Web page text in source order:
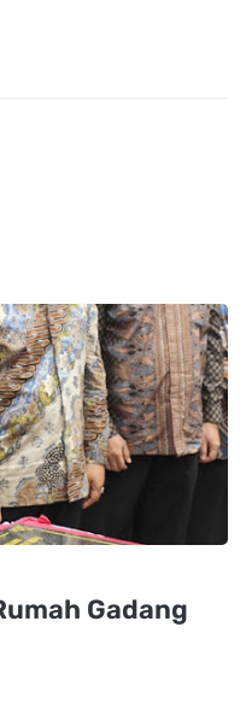
Gadang